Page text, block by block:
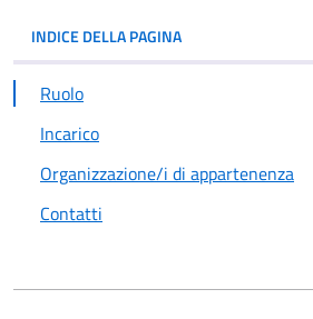
INDICE DELLA PAGINA
Ruolo
Incarico
Organizzazione/i di appartenenza
Contatti